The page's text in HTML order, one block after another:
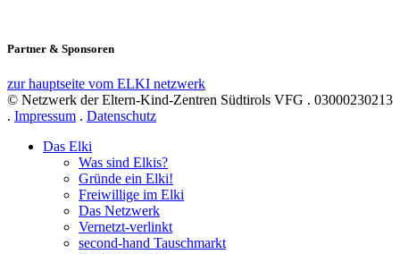
Partner & Sponsoren
zur hauptseite vom ELKI netzwerk
© Netzwerk der Eltern-Kind-Zentren Südtirols VFG . 03000230213
. Impressum . Datenschutz
Das Elki
Was sind Elkis?
Gründe ein Elki!
Freiwillige im Elki
Das Netzwerk
Vernetzt-verlinkt
second-hand Tauschmarkt